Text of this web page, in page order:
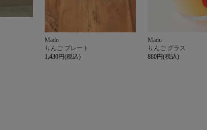
Madu
りんご プレート
1,430円(税込)
Madu
りんご グラス
880円(税込)